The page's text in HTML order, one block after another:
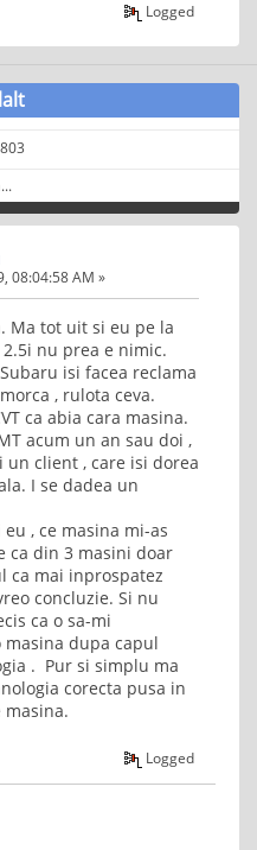
Logged
08:04:58 AM »
Ma tot uit si eu pe la
nu prea e nimic.
isi facea reclama
, rulota ceva.
ca abia cara masina.
acum un an sau doi ,
client , care isi dorea
I se dadea un
, ce masina mi-as
ca din 3 masini doar
ca mai inprospatez
concluzie. Si nu
ca o sa-mi
dupa capul
. Pur si simplu ma
corecta pusa in
masina.
Logged